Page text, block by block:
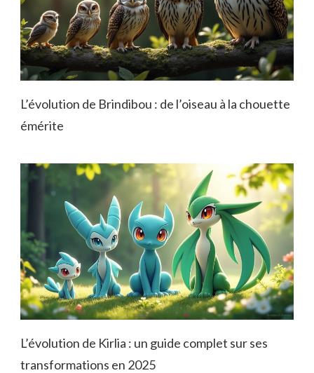
L’évolution de Brindibou : de l’oiseau à la chouette
émérite
L’évolution de Kirlia : un guide complet sur ses
transformations en 2025